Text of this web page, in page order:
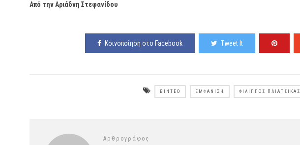
Από την Αριάδνη Στεφανίδου
Κοινοποίηση στο Facebook Tweet It
ΒΊΝΤΕΟ ΕΜΦΆΝΙΣΗ ΦΊΛΙΠΠΟΣ ΠΛΙΆΤΣΙΚΑΣ
Αρθρογράφος